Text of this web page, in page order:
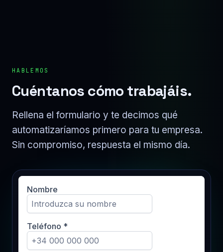
HABLEMOS
Cuéntanos cómo trabajáis.
Rellena el formulario y te decimos qué
automatizaríamos primero para tu empresa.
Sin compromiso, respuesta el mismo día.